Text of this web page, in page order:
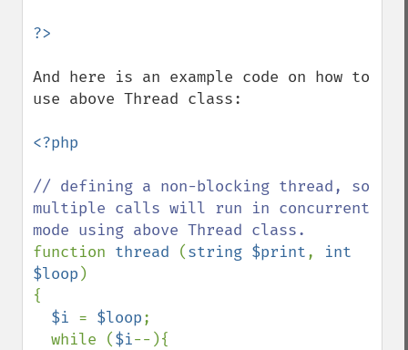
And here is an example code on how to
use above Thread class:
<?php
// defining a non-blocking thread, so
multiple calls will run in concurrent
function thread (string $print, int
$loop )
{
$i = $loop;
  while (
$i--){